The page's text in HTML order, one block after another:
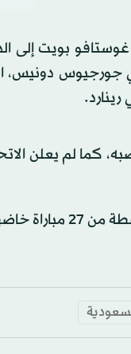
بويت إلى
جورجيوس دونيس،
كما لم يعلن